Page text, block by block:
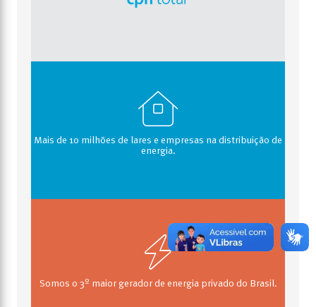
Mais de 10 milhões de lares e empresas na distribuição de
energia.
Somos o 3º maior gerador de energia privado do Brasil.